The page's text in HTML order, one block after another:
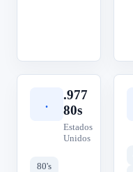
.
.977
80s
Estados
Unidos
80's